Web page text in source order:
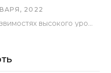
2022
В WordPress объявили об уязвимостях высокого уровня, найденных основной командой разработчиков. В сообщении говорится, что…